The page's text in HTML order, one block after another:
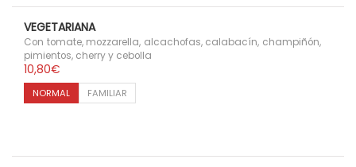
VEGETARIANA
Con tomate, mozzarella, alcachofas, calabacín, champiñón,
pimientos, cherry y cebolla
10,80€
NORMAL FAMILIAR